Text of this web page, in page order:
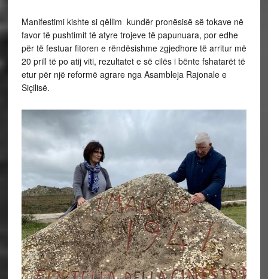
Manifestimi kishte si qëllim kundër pronësisë së tokave në
favor të pushtimit të atyre trojeve të papunuara, por edhe
për të festuar fitoren e rëndësishme zgjedhore të arritur më
20 prill të po atij viti, rezultatet e së cilës i bënte fshatarët të
etur për një reformë agrare nga Asambleja Rajonale e
Siçilisë.